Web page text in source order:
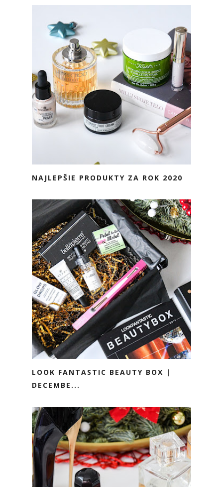
NAJLEPŠIE PRODUKTY ZA ROK 2020
LOOK FANTASTIC BEAUTY BOX |
DECEMBE...